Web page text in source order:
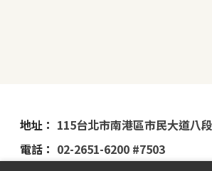
地址： 115台北市南港區市民大道八
電話： 02-2651-6200 #7503